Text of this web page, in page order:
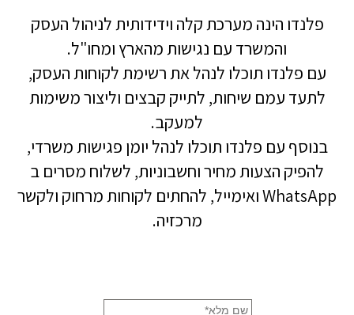
פלנדו הינה מערכת קלה וידידותית לניהול העסק
והמשרד עם נגישות מהארץ ומחו"ל.
עם פלנדו תוכלו לנהל את רשימת לקוחות העסק,
לתעד עמם שיחות, לתייק קבצים וליצור משימות
למעקב.
בנוסף עם פלנדו תוכלו לנהל יומן פגישות משרדי,
להפיק הצעות מחיר וחשבוניות, לשלוח מסרים ב
WhatsApp ואימייל, להחתים לקוחות מרחוק ולקשר
מרכזיה.